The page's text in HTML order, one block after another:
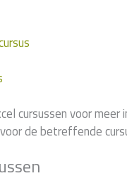
cursussen voor
de betreffende